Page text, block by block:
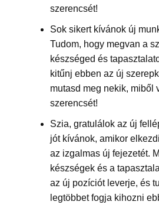
szerencsét!
Sok sikert kívánok új
Tudom, hogy megvan a
készséged és
kitűnj ebben az új
mutasd meg nekik, miből
szerencsét!
Szia, gratulálok az új
jót kívánok, amikor
az izgalmas új fejezetét.
készségek és a
az új pozíciót leverje, és
legtöbbet fogja kihozni